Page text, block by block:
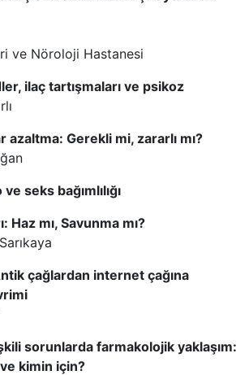
ve Nöroloji Hastanesi
ilaç tartışmaları ve psikoz
azaltma: Gerekli mi, zararlı mı?
seks bağımlılığı
Haz mı, Savunma mı?
çağlardan internet çağına
sorunlarda farmakolojik yaklaşım:
kimin için?